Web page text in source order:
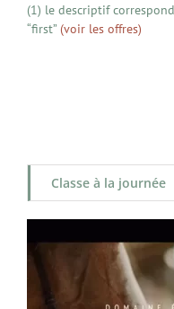
(1) le descriptif
“first”(voir les offres)
Classe à la journée